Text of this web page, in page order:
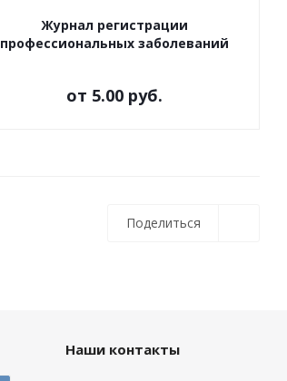
Журнал регистрации
профессиональных заболеваний
от 5.00 руб.
Поделиться
Наши контакты